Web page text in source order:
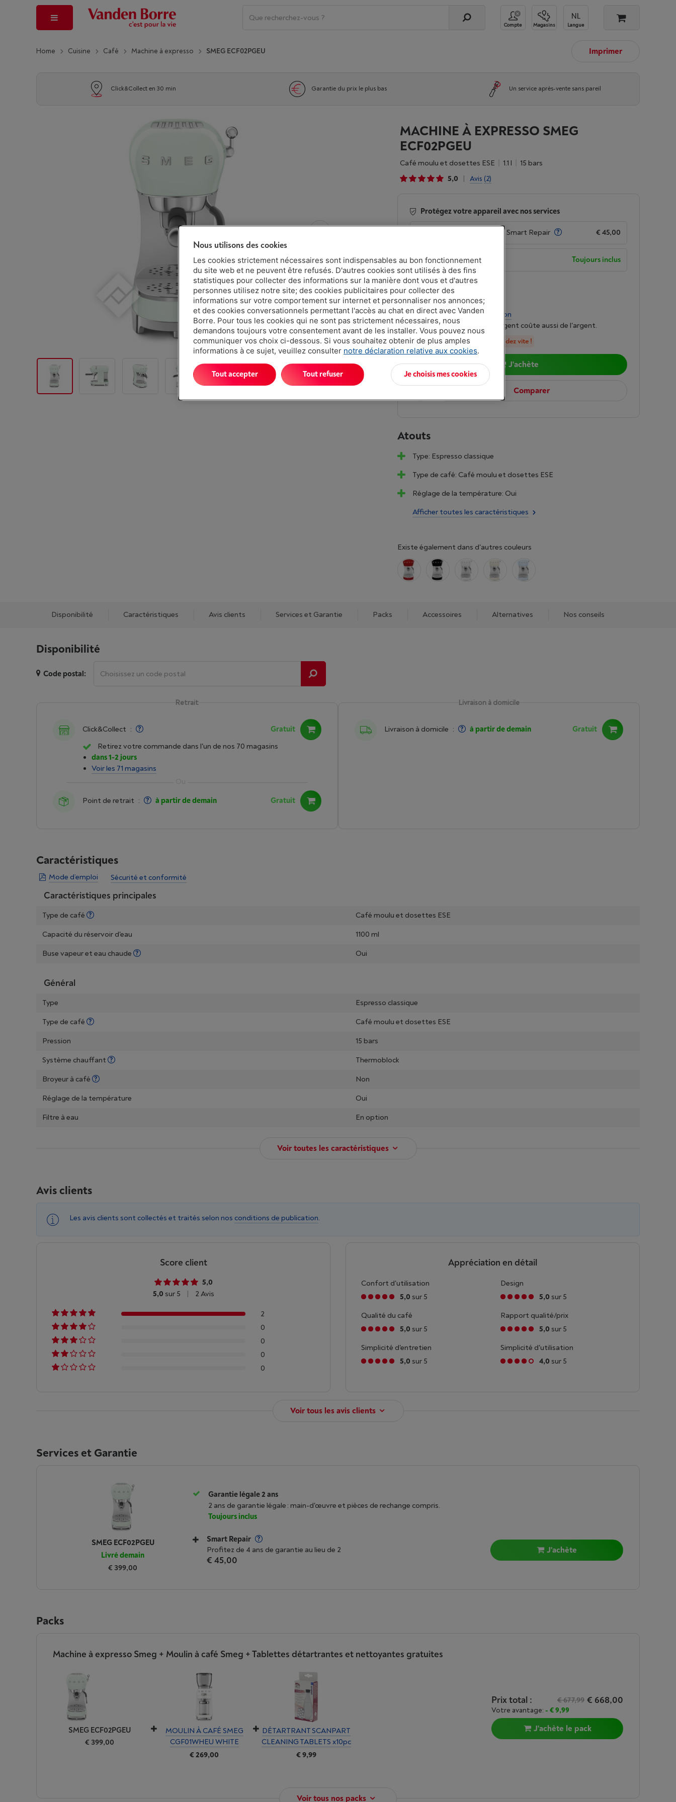
Compte Magasins Langue
Home Cuisine Café Machine à expresso SMEG ECF02PGEU Imprimer
Click&Collect en 30 min Garantie du prix le plus bas Un service après-vente sans pareil
MACHINE À EXPRESSO SMEG
ECF02PGEU
Café moulu et dosettes ESE 1.1 l
15 bars
5,0
| Avis (2)
Protégez votre appareil avec nos services
de garantie avec Smart Repair € 45,00
2 ansde garantie Toujours inclus
Livré demain -Voir le stock
€ 399,00
Oupayer par mois-Simulation
Attention, emprunter de l'argent coûte aussi de l'argent.
Moins de 10 en stock, commandez vite !
J'achète
Comparer
Atouts
Type: Espresso classique
Type de café: Café moulu et dosettes ESE
Réglage de la température: Oui
Afficher toutes les caractéristiques
Existe également dans d'autres couleurs
Disponibilité Caractéristiques Avis clients Services et Garantie Packs Accessoires Alternatives Nos conseils
Disponibilité
Code postal:
Livraison à domicile
Livraison à domicile : à partir de demain Gratuit
Retrait
Click&Collect :
Gratuit
Retirez votre commande dans l'un de nos 70 magasins
dans 1-2 jours
Voir les 71 magasins
Point de retrait : à partir de demain Gratuit
Caractéristiques
Mode d’emploi Sécurité et conformité
Caractéristiques principales
Type de café
Café moulu et dosettes ESE
Capacité du réservoir d'eau
1100 ml
Buse vapeur et eau chaude
Oui
Général
Type
Espresso classique
Type de café
Café moulu et dosettes ESE
Pression
15 bars
Système chauffant
Thermoblock
Broyeur à café
Non
Réglage de la température
Oui
Filtre à eau
En option
Voir toutes les caractéristiques
Avis clients
Les avis clients sont collectés et traités selon nos conditions de publication.
Score client
5,0
5,0 sur 5 | 2 Avis
2
0
0
0
0
Appréciation en détail
Confort d'utilisation
5,0 sur 5
Design
5,0 sur 5
Qualité du café
5,0 sur 5
Rapport qualité/prix
5,0 sur 5
Simplicité d'entretien
5,0 sur 5
Simplicité d'utilisation
4,0 sur 5
Voir tous les avis clients
Services et Garantie
SMEG ECF02PGEU
Livré demain
€ 399,00
Garantie légale 2 ans
2 ans de garantie légale : main-d'œuvre et pièces de rechange compris.
Toujours inclus
Smart Repair
Profitez de 4 ans de garantie au lieu de 2
€ 45,00
J'achète
Packs
Machine à expresso Smeg + Moulin à café Smeg + Tablettes détartrantes et nettoyantes gratuites
SMEG ECF02PGEU
€ 399,00
MOULIN À CAFÉ SMEG
CGF01WHEU WHITE
€ 269,00
DÉTARTRANT SCANPART
CLEANING TABLETS x10pc
€ 9,99
Prix total : € 677,99 € 668,00
Votre avantage: - € 9,99
J'achète le pack
Voir tous nos packs
Nous utilisons des cookies
Les cookies strictement nécessaires sont indispensables au bon fonctionnement
du site web et ne peuvent être refusés. D'autres cookies sont utilisés à des fins
statistiques pour collecter des informations sur la manière dont vous et d'autres
personnes utilisez notre site; des cookies publicitaires pour collecter des
informations sur votre comportement sur internet et personnaliser nos annonces;
et des cookies conversationnels permettant l'accès au chat en direct avec Vanden
Borre. Pour tous les cookies qui ne sont pas strictement nécessaires, nous
demandons toujours votre consentement avant de les installer. Vous pouvez nous
communiquer vos choix ci-dessous. Si vous souhaitez obtenir de plus amples
informations à ce sujet, veuillez consulter notre déclaration relative aux cookies.
Je choisis mes cookies
Tout refuser
Tout accepter